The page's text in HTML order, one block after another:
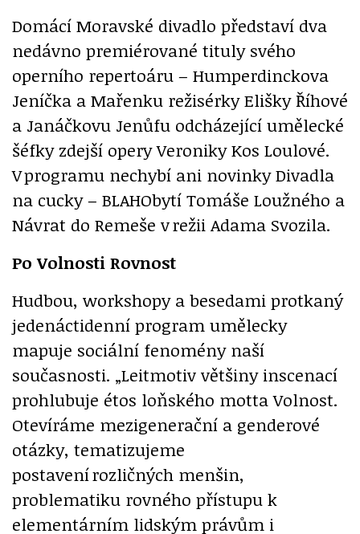
Domácí Moravské divadlo představí dva
nedávno premiérované tituly svého
operního repertoáru – Humperdinckova
Jeníčka a Mařenku režisérky Elišky Říhové
a Janáčkovu Jenůfu odcházející umělecké
šéfky zdejší opery Veroniky Kos Loulové.
V programu nechybí ani novinky Divadla
na cucky – BLAHObytí Tomáše Loužného a
Návrat do Remeše v režii Adama Svozila.
Po Volnosti Rovnost
Hudbou, workshopy a besedami protkaný
jedenáctidenní program umělecky
mapuje sociální fenomény naší
současnosti. „Leitmotiv většiny inscenací
prohlubuje étos loňského motta Volnost.
Otevíráme mezigenerační a genderové
otázky, tematizujeme
postavení rozličných menšin,
problematiku rovného přístupu k
elementárním lidským právům i